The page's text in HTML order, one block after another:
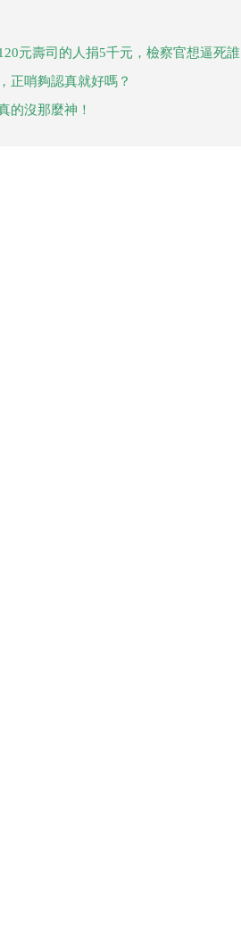
元壽司的人捐5千元，檢察官想逼死誰
正哨夠認真就好嗎？
的沒那麼神！